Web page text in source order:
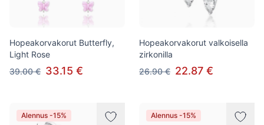
Hopeakorvakorut Butterfly,
Light Rose
39.00 € 33.15 €
Hopeakorvakorut valkoisella
zirkonilla
26.90 € 22.87 €
Alennus -15% Alennus -15%